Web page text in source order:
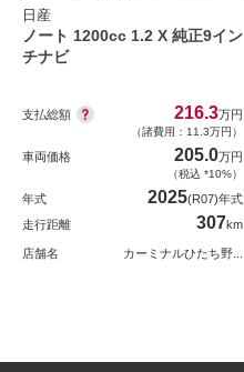
日産
ノート 1200cc 1.2 X 純正9イン
チナビ
支払総額 216.3万円
（諸費用：11.3万円）
車両価格 205.0万円
（税込 *10%）
年式 2025(R07)年式
走行距離
307km
店舗名 カーミナルひたち野...